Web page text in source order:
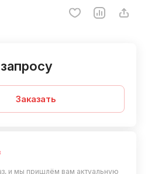
Заказать
и мы пришлём вам актуальную